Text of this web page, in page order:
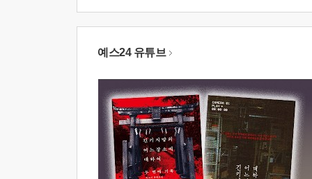
예스24 유튜브